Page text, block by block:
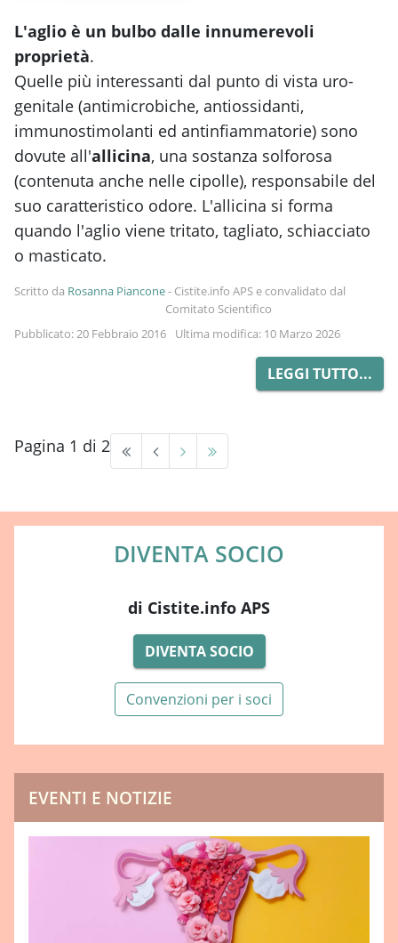
L'aglio è un bulbo dalle innumerevoli
proprietà.
Quelle più interessanti dal punto di vista uro-
genitale (antimicrobiche, antiossidanti,
immunostimolanti ed antinfiammatorie) sono
dovute all'allicina, una sostanza solforosa
(contenuta anche nelle cipolle), responsabile del
suo caratteristico odore. L'allicina si forma
quando l'aglio viene tritato, tagliato, schiacciato
o masticato.
Scritto da Rosanna Piancone- Cistite.info APS e convalidato dal
Comitato Scientifico
Pubblicato: 20 Febbraio 2016
Ultima modifica: 10 Marzo 2026
LEGGI TUTTO...
Pagina 1 di 2
DIVENTA SOCIO
di Cistite.info APS
DIVENTA SOCIO
Convenzioni per i soci
EVENTI E NOTIZIE